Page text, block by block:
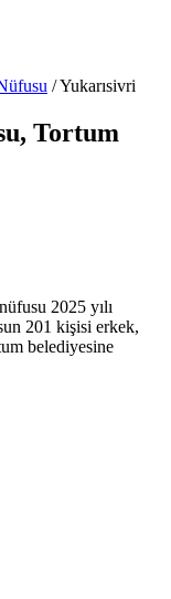
/Yukarısivri
Tortum
2025 yılı
201 kişisi erkek,
belediyesine